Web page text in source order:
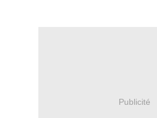
Publicité